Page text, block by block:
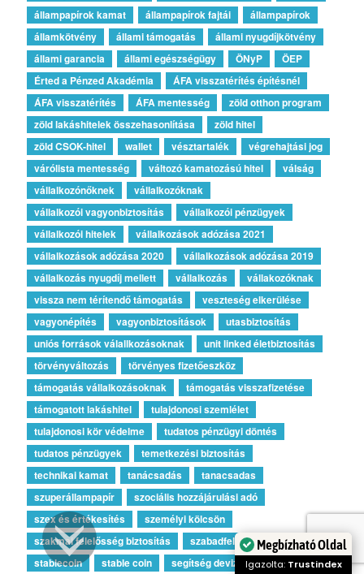
állampapírok kamat
állampapírok fajtái
állampapírok
államkötvény
állami támogatás
állami nyugdíjkötvény
állami garancia
állami egészségügy ÖNyP
ÖEP
Érted a Pénzed Akadémia
ÁFA visszatérítés építésnél
ÁFA visszatérítés
ÁFA mentesség
zöld otthon program
zöld lakáshitelek összehasonlítása
zöld hitel
zöld CSOK-hitel
wallet vésztartalék
végrehajtási jog
várólista mentesség
változó kamatozású hitel
válság
vállalkozónőknek
vállalkozóknak
vállalkozói vagyonbiztosítás
vállalkozói pénzügyek
vállalkozói hitelek
vállalkozások adózása 2021
vállalkozások adózása 2020
vállalkozások adózása 2019
vállalkozás nyugdíj mellett
vállalkozás
vállakozóknak
vissza nem térítendő támogatás
veszteség elkerülése
vagyonépítés
vagyonbiztosítások
utasbiztosítás
uniós források válallkozásoknak
unit linked életbiztosítás
törvényváltozás
törvényes fizetőeszköz
támogatás vállalkozásoknak
támogatás visszafizetése
támogatott lakáshitel
tulajdonosi szemlélet
tulajdonosi kör védelme
tudatos pénzügyi döntés
tudatos pénzügyek
temetkezési biztosítás
technikai kamat
tanácsadás
tanacsadas
szuperállampapír
szociális hozzájárulási adó
szex és értékesítés
személyi kölcsön
szakmai felelősség biztosítás
szabadfelhasználású hitel
stablecoin
stable coin segítség devizahiteleseknekMegbízható Oldal